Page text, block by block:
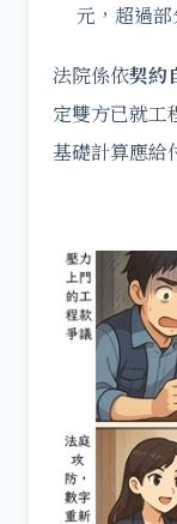
元，超過部
法院係依契約
定雙方已就工
基礎計算應給